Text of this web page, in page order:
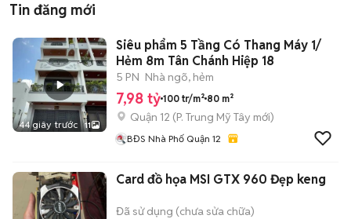
Tin đăng mới
44 giây trước 11
Siêu phẩm 5 Tầng Có Thang Máy 1/
Hẻm 8m Tân Chánh Hiệp 18
5 PN Nhà ngõ, hẻm
7,98 tỷ 100 tr/m² 80 m²
Quận 12 (P. Trung Mỹ Tây mới)
BĐS Nhà Phố Quận 12
Card đồ họa MSI GTX 960 Đẹp keng
Đã sử dụng (chưa sửa chữa)